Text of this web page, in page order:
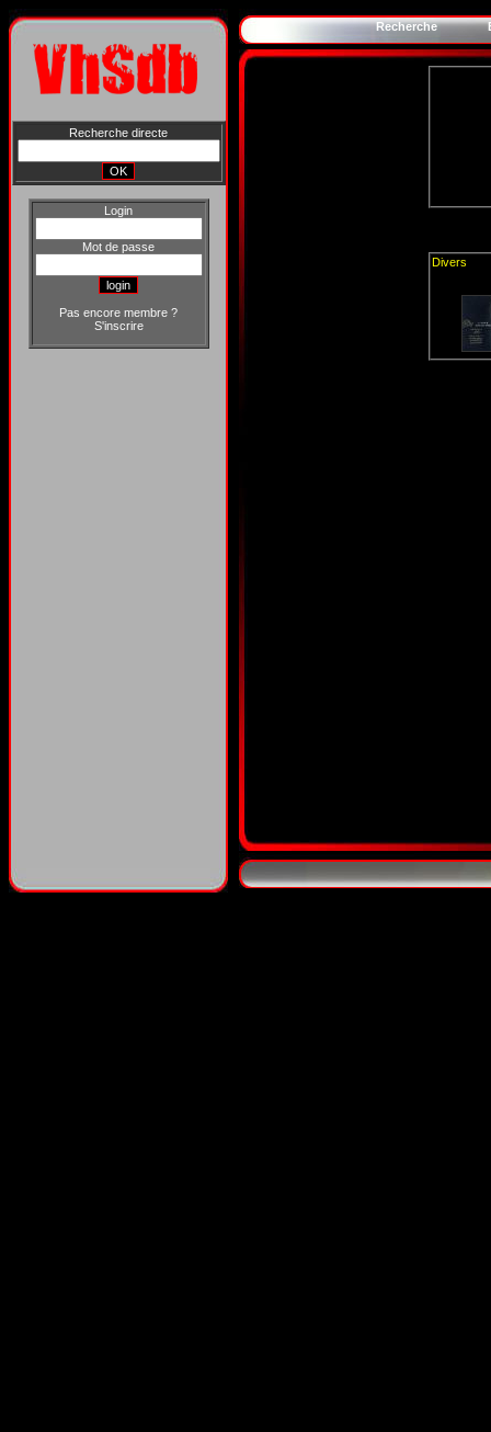
Recherche directe
Login
Mot de passe
Pas encore membre ?
S'inscrire
Recherche
Divers